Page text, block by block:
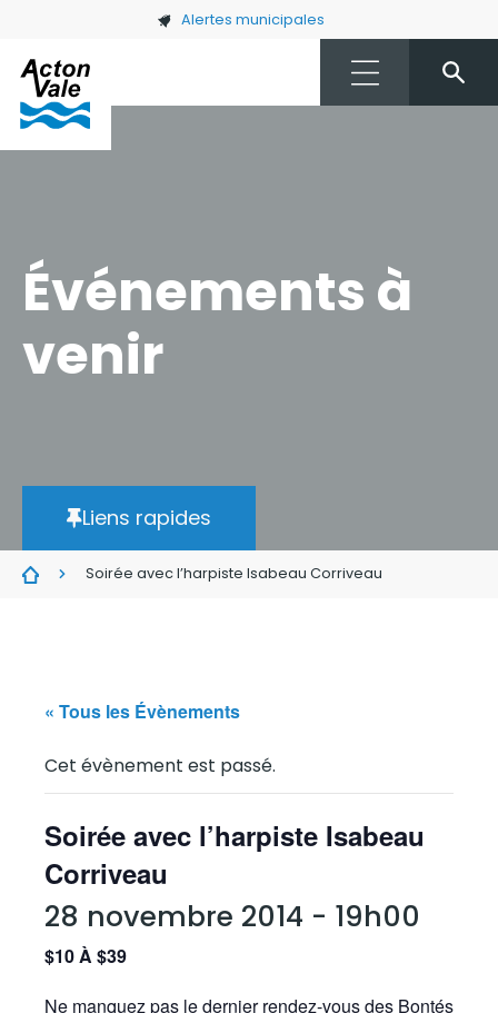
Skip to main content Alertes municipales
Événements à
venir
Liens rapides
Soirée avec l’harpiste Isabeau Corriveau
« Tous les Évènements
Cet évènement est passé.
Soirée avec l’harpiste Isabeau
Corriveau
28 novembre 2014 - 19h00
$10 À $39
Ne manquez pas le dernier rendez-vous des Bontés